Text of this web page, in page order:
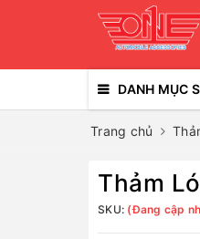
DANH MỤC
Trang chủ
Thảm
SKU: (Đang cập